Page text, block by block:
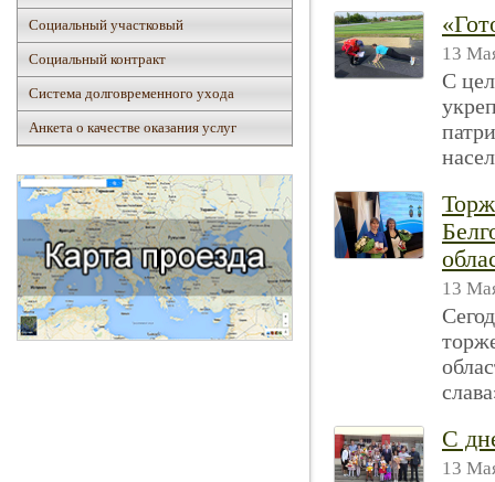
Социальный участковый
Социальный контракт
Система долговременного ухода
Анкета о качестве оказания услуг
13
С
13
С
13